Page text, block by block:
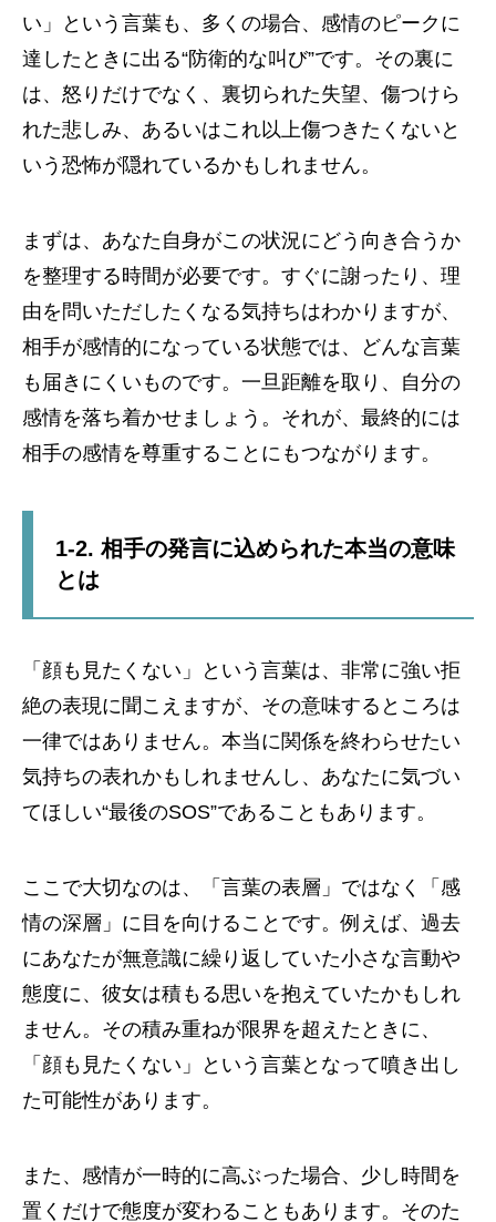
い」という言葉も、多くの場合、感情のピークに
達したときに出る“防衛的な叫び”です。その裏に
は、怒りだけでなく、裏切られた失望、傷つけら
れた悲しみ、あるいはこれ以上傷つきたくないと
いう恐怖が隠れているかもしれません。
まずは、あなた自身がこの状況にどう向き合うか
を整理する時間が必要です。すぐに謝ったり、理
由を問いただしたくなる気持ちはわかりますが、
相手が感情的になっている状態では、どんな言葉
も届きにくいものです。一旦距離を取り、自分の
感情を落ち着かせましょう。それが、最終的には
相手の感情を尊重することにもつながります。
1-2. 相手の発言に込められた本当の意味
とは
「顔も見たくない」という言葉は、非常に強い拒
絶の表現に聞こえますが、その意味するところは
一律ではありません。本当に関係を終わらせたい
気持ちの表れかもしれませんし、あなたに気づい
てほしい“最後のSOS”であることもあります。
ここで大切なのは、「言葉の表層」ではなく「感
情の深層」に目を向けることです。例えば、過去
にあなたが無意識に繰り返していた小さな言動や
態度に、彼女は積もる思いを抱えていたかもしれ
ません。その積み重ねが限界を超えたときに、
「顔も見たくない」という言葉となって噴き出し
た可能性があります。
また、感情が一時的に高ぶった場合、少し時間を
置くだけで態度が変わることもあります。そのた